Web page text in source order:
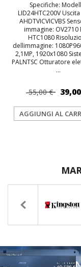
Specifiche:
LID24HTC200V
AHDTVICVICVBS
immagine: OV2710
HTC1080
dellimmagine:
2,1MP, 1920x1080
PALNTSC Otturatore
...
55,00 €
AGGIUNGI AL